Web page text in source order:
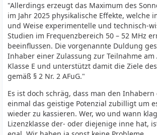
"Allerdings erzeugt das Maximum des
im Jahr 2025 physikalische Effekte, welche
und Weise experimentelle und technisch-
Studien im Frequenzbereich 50 – 52 MHz
beeinflussen. Die vorgenannte Duldung
Inhaber einer Zulassung zur Teilnahme
Klasse E und unterstützt damit die Ziele
gemäß § 2 Nr. 2 AFuG."
Es ist doch schräg, dass man den Inhabern
einmal das geistige Potenzial zubilligt um
wieder zu kassieren. Wer, wo und wann
Lizenzklasse der- oder diejenige inne hat,